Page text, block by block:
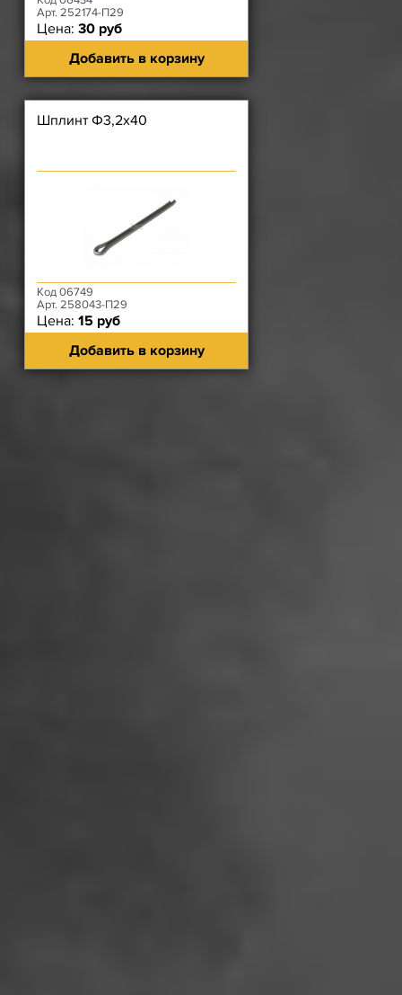
Арт. 252174-П29
Цена: 30 руб
Добавить в корзину
Шплинт Ф3,2х40
Код 06749
Арт. 258043-П29
Цена: 15 руб
Добавить в корзину